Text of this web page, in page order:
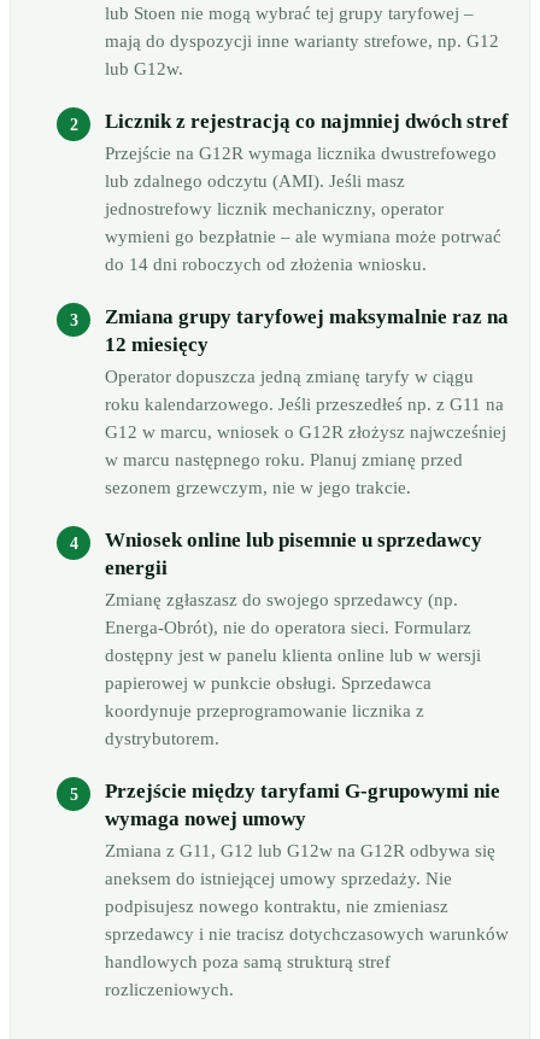
lub Stoen nie mogą wybrać tej grupy taryfowej –
mają do dyspozycji inne warianty strefowe, np. G12
lub G12w.
Licznik z rejestracją co najmniej dwóch stref
Przejście na G12R wymaga licznika dwustrefowego
lub zdalnego odczytu (AMI). Jeśli masz
jednostrefowy licznik mechaniczny, operator
wymieni go bezpłatnie – ale wymiana może potrwać
do 14 dni roboczych od złożenia wniosku.
Zmiana grupy taryfowej maksymalnie raz na
12 miesięcy
Operator dopuszcza jedną zmianę taryfy w ciągu
roku kalendarzowego. Jeśli przeszedłeś np. z G11 na
G12 w marcu, wniosek o G12R złożysz najwcześniej
w marcu następnego roku. Planuj zmianę przed
sezonem grzewczym, nie w jego trakcie.
Wniosek online lub pisemnie u sprzedawcy
energii
Zmianę zgłaszasz do swojego sprzedawcy (np.
Energa-Obrót), nie do operatora sieci. Formularz
dostępny jest w panelu klienta online lub w wersji
papierowej w punkcie obsługi. Sprzedawca
koordynuje przeprogramowanie licznika z
dystrybutorem.
Przejście między taryfami G-grupowymi nie
wymaga nowej umowy
Zmiana z G11, G12 lub G12w na G12R odbywa się
aneksem do istniejącej umowy sprzedaży. Nie
podpisujesz nowego kontraktu, nie zmieniasz
sprzedawcy i nie tracisz dotychczasowych warunków
handlowych poza samą strukturą stref
rozliczeniowych.